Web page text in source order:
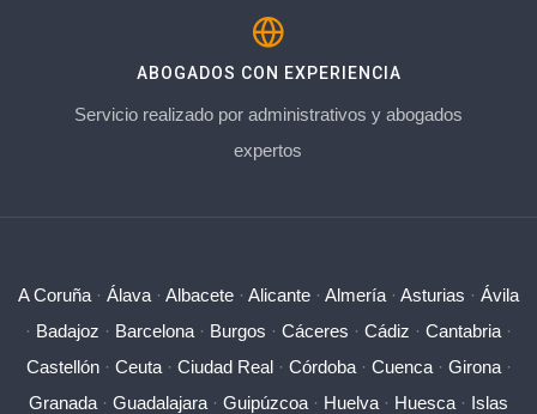
ABOGADOS CON EXPERIENCIA
Servicio realizado por administrativos y abogados
expertos
A Coruña · Álava · Albacete · Alicante · Almería · Asturias · Ávila
· Badajoz · Barcelona · Burgos · Cáceres · Cádiz · Cantabria ·
Castellón· Ceuta· Ciudad Real· Córdoba· Cuenca· Girona·
Granada · Guadalajara · Guipúzcoa · Huelva · Huesca · Islas